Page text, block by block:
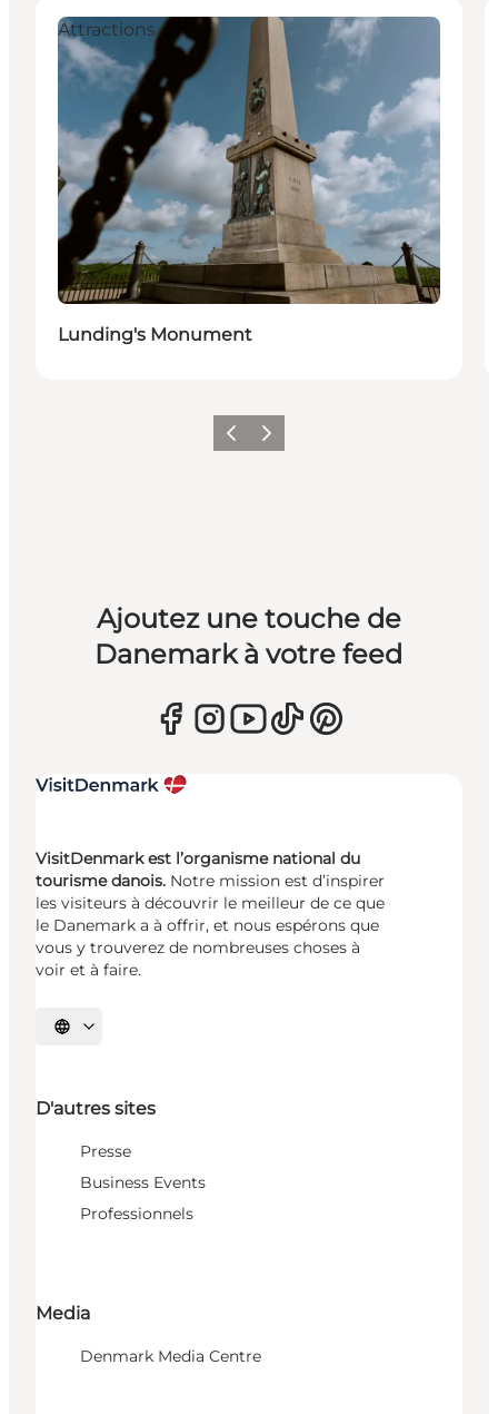
Attractions
Lunding's Monument
PrécédentSuivant
Ajoutez une touche de
Danemark à votre feed
VisitDenmark est l’organisme national du
tourisme danois. Notre mission est d’inspirer
les visiteurs à découvrir le meilleur de ce que
le Danemark a à offrir, et nous espérons que
vous y trouverez de nombreuses choses à
voir et à faire.
Choisissez la langue
D'autres sites
Presse
Business Events
Professionnels
Media
Denmark Media Centre